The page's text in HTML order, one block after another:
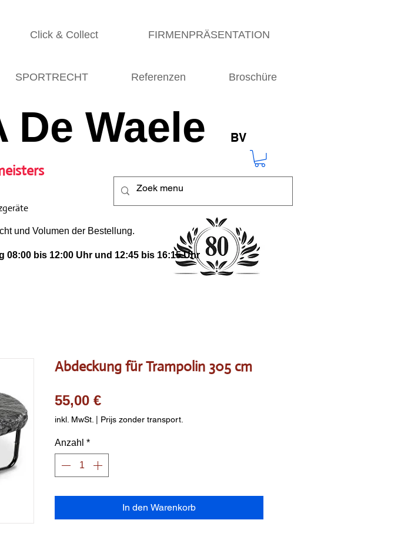
Click & Collect FIRMENPRÄSENTATION
SPORTRECHT Referenzen Broschüre
De Waele BV
und Volumen der Bestellung.
bis 12:00 Uhr und 12:45 bis 16:15 Uhr
Abdeckung für Trampolin 305 cm
55,00 €Preis
inkl. MwSt. | Prijs zonder transport.
Anzahl *
In den Warenkorb